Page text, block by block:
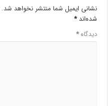
نشانی ایمیل شما منتشر نخواهد شد.
شده‌اند*
دیدگاه*